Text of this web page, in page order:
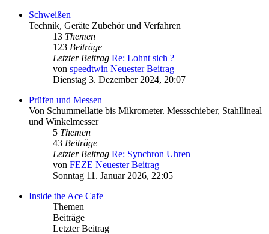
Schweißen
Technik, Geräte Zubehör und Verfahren
13 Themen
123 Beiträge
Letzter Beitrag Re: Lohnt sich ?
von speedtwin Neuester Beitrag
Dienstag 3. Dezember 2024, 20:07
Prüfen und Messen
Von Schummellatte bis Mikrometer. Messschieber, Stahllineal
und Winkelmesser
5 Themen
43 Beiträge
Letzter Beitrag Re: Synchron Uhren
von FEZE Neuester Beitrag
Sonntag 11. Januar 2026, 22:05
Inside the Ace Cafe
Themen
Beiträge
Letzter Beitrag